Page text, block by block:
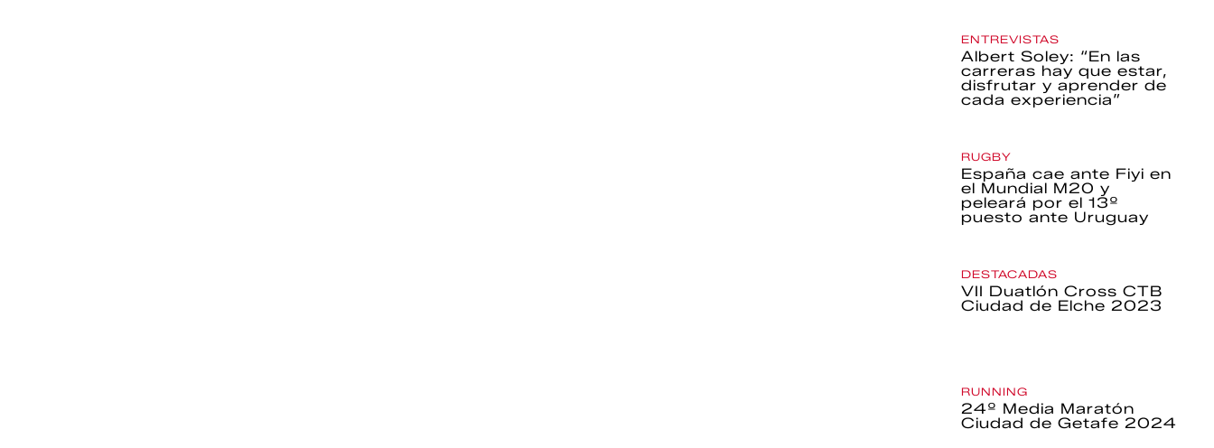
ENTREVISTAS
Albert Soley: “En las
carreras hay que estar,
disfrutar y aprender de
cada experiencia”
RUGBY
España cae ante Fiyi en
el Mundial M20 y
peleará por el 13º
puesto ante Uruguay
DESTACADAS
VII Duatlón Cross CTB
Ciudad de Elche 2023
RUNNING
24º Media Maratón
Ciudad de Getafe 2024